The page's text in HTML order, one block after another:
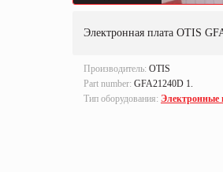
Электронная плата OTIS
Производитель: OTIS
Part number: GFA21240D 1.
Тип оборудования: Электронные